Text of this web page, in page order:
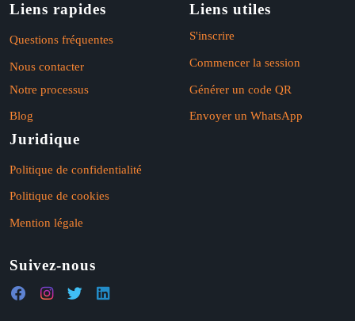
Liens rapides
Questions fréquentes
Nous contacter
Notre processus
Blog
Liens utiles
S'inscrire
Commencer la session
Générer un code QR
Envoyer un WhatsApp
Juridique
Politique de confidentialité
Politique de cookies
Mention légale
Suivez-nous